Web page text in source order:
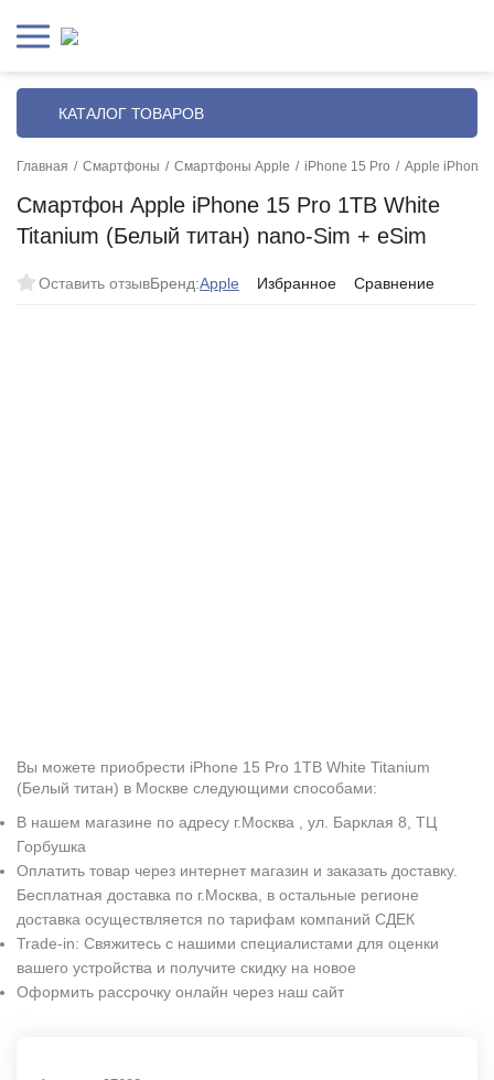
КАТАЛОГ ТОВАРОВ
Главная / Смартфоны / Смартфоны Apple / iPhone 15 Pro / Apple iPhone
Смартфон Apple iPhone 15 Pro 1TB White
Titanium (Белый титан) nano-Sim + eSim
Оставить отзывБренд:Apple Избранное Сравнение
Вы можете приобрести iPhone 15 Pro 1TB White Titanium
(Белый титан) в Москве следующими способами:
В нашем магазине по адресу г.Москва , ул. Барклая 8, ТЦ
Горбушка
Оплатить товар через интернет магазин и заказать доставку.
Бесплатная доставка по г.Москва, в остальные регионе
доставка осуществляется по тарифам компаний СДЕК
Trade-in: Свяжитесь с нашими специалистами для оценки
вашего устройства и получите скидку на новое
Оформить рассрочку онлайн через наш сайт